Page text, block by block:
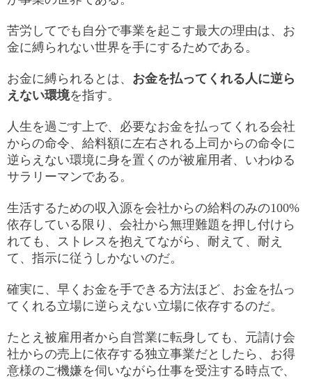
苦労してでも自分で事業を起こす最大の理由は、お
金に縛られない世界を手にするためである。
お金に縛られるとは、 お金を払ってくれる人に逆ら
えない環境を指す。
人生を過ごす上で、必要なお金を払ってくれる会社
からの命令、給料額に左右される上司からの命令に
逆らえない環境に身を置くのが被雇用者、いわゆる
サラリーマンである。
生活するための収入源を会社からの給料のみの100%
依存している限り、会社から無理難題を押し付けら
れても、ストレスを抱えてながら、耐えて、耐え
て、指示に従うしかないのだ。
確実に、早くお金を手できる方法ほど、お金を払っ
てくれる立場に逆らえない立場に依存するのだ。
たとえ被雇用者から自営業に転身しても、元請け会
社からの売上に依存する独立事業だとしたら、お得
意様のご機嫌を伺いながら仕事を受注する時点で、